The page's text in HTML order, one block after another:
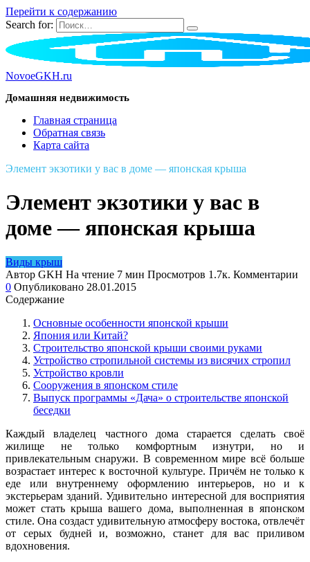
Перейти к содержанию
Search for:
NovoeGKH.ru
Домашняя недвижимость
Главная страница
Обратная связь
Карта сайта
Элемент экзотики у вас в доме — японская крыша
Элемент экзотики у вас в
доме — японская крыша
Виды крыш
Автор GKH На чтение 7 мин Просмотров 1.7к. Комментарии
0 Опубликовано 28.01.2015
Содержание
Основные особенности японской крыши
Япония или Китай?
Строительство японской крыши своими руками
Устройство стропильной системы из висячих стропил
Устройство кровли
Сооружения в японском стиле
Выпуск программы «Дача» о строительстве японской
беседки
Каждый владелец частного дома старается сделать своё
жилище не только комфортным изнутри, но и
привлекательным снаружи. В современном мире всё больше
возрастает интерес к восточной культуре. Причём не только к
еде или внутреннему оформлению интерьеров, но и к
экстерьерам зданий. Удивительно интересной для восприятия
может стать крыша вашего дома, выполненная в японском
стиле. Она создаст удивительную атмосферу востока, отвлечёт
от серых будней и, возможно, станет для вас приливом
вдохновения.